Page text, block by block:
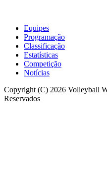
Equipes
Programação
Classificação
Estatísticas
Competição
Notícias
Copyright (C) 2026 Volleyball
Reservados